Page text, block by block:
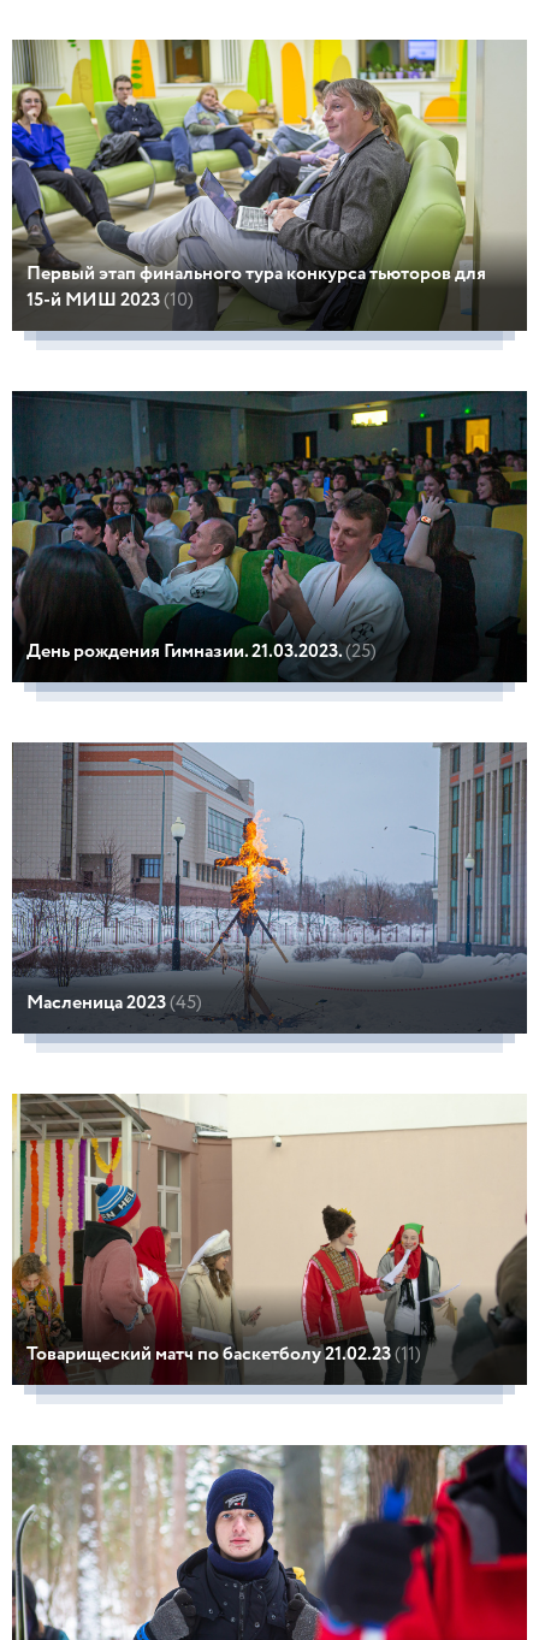
Первый этап финального тура конкурса тьюторов для
15-й МИШ 2023(10)
День рождения Гимназии. 21.03.2023.(25)
Масленица 2023(45)
Товарищеский матч по баскетболу 21.02.23(11)